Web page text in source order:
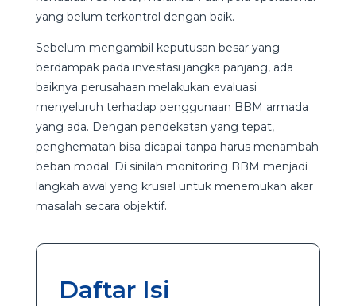
yang belum terkontrol dengan baik.
Sebelum mengambil keputusan besar yang
berdampak pada investasi jangka panjang, ada
baiknya perusahaan melakukan evaluasi
menyeluruh terhadap penggunaan BBM armada
yang ada. Dengan pendekatan yang tepat,
penghematan bisa dicapai tanpa harus menambah
beban modal. Di sinilah monitoring BBM menjadi
langkah awal yang krusial untuk menemukan akar
masalah secara objektif.
Daftar Isi